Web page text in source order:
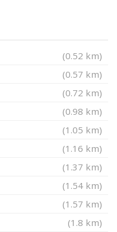
(0.52 km)
(0.57 km)
(0.72 km)
(0.98 km)
(1.05 km)
(1.16 km)
(1.37 km)
(1.54 km)
(1.57 km)
(1.8 km)